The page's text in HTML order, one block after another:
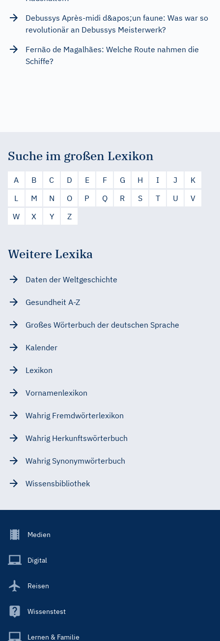
Debussys Après-midi d&apos;un faune: Was war so
revolutionär an Debussys Meisterwerk?
Fernão de Magalhães: Welche Route nahmen die
Schiffe?
Suche im großen Lexikon
A B C D E F G H I J
K
L
M N O P Q R S T U
V
W
X Y Z
Weitere Lexika
Daten der Weltgeschichte
Gesundheit A-Z
Großes Wörterbuch der deutschen Sprache
Kalender
Lexikon
Vornamenlexikon
Wahrig Fremdwörterlexikon
Wahrig Herkunftswörterbuch
Wahrig Synonymwörterbuch
Wissensbibliothek
Footer
Main
Medien
Digital
Reisen
Wissenstest
Lernen & Familie